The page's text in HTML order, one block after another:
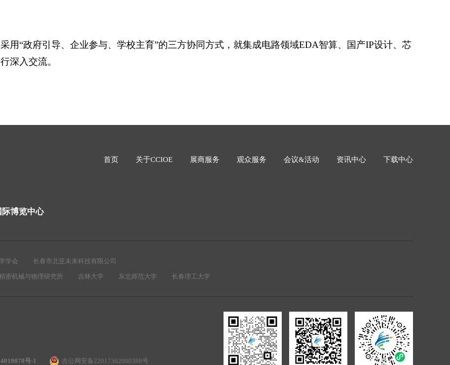
用“政府引导、企业参与、学校主育”的三方协同方式，就集成电路领域EDA智算、国产IP设计、芯
深入交流。
首页 关于CCIOE 展商服务 观众服务 会议&活动 资讯中心 下载中心
际博览中心
学会 长春市北亚未来科技有限公司
密机械与物理研究所 吉林大学 东北师范大学 长春理工大学
号-1 吉公网安备22017302000388号